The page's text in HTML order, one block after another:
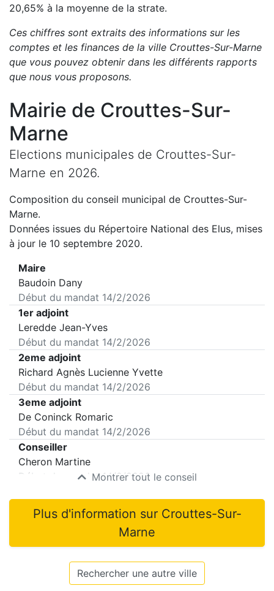
20,65% à la moyenne de la strate.
Ces chiffres sont extraits des informations sur les
comptes et les finances de la ville Crouttes-Sur-Marne
que vous pouvez obtenir dans les différents rapports
que nous vous proposons.
Mairie de Crouttes-Sur-
Marne
Elections municipales de Crouttes-Sur-
Marne en 2026.
Composition du conseil municipal de Crouttes-Sur-
Marne.
Données issues du Répertoire National des Elus, mises
à jour le 10 septembre 2020.
Maire
Baudoin Dany
Début du mandat 14/2/2026
1er adjoint
Leredde Jean-Yves
Début du mandat 14/2/2026
2eme adjoint
Richard Agnès Lucienne Yvette
Début du mandat 14/2/2026
3eme adjoint
De Coninck Romaric
Début du mandat 14/2/2026
Conseiller
Cheron Martine
Début du mandat14/2/2026
Montrer tout le conseil
Plus d'information sur Crouttes-Sur-
Marne
Rechercher une autre ville